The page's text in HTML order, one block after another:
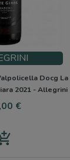
Docg La
2021 - Allegrini
€